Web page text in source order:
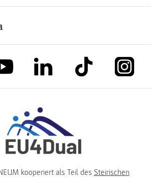
link to youtubelink to linkedinlink to tiktok link to
kooperiert als Teil des Steirischen